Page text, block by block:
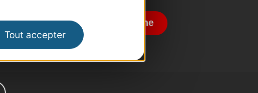
Tout accepter
Je m'abonne